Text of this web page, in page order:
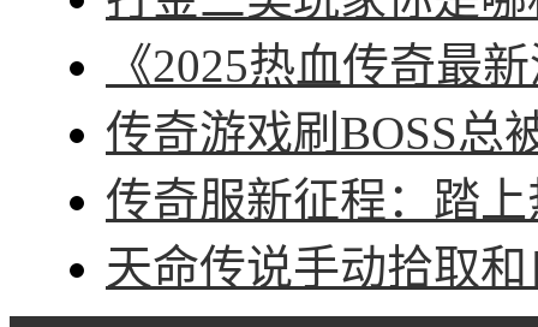
《2025热血传奇最
传奇游戏刷BOSS总
传奇服新征程：踏
天命传说手动拾取